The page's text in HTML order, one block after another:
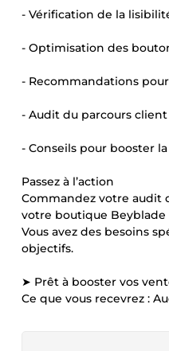
- Vérification de la
- Optimisation des
- Recommandations
- Audit du parcours
- Conseils pour booster
Passez à l’action
Commandez votre audit
votre boutique Beyblade
Vous avez des besoins
objectifs.
➤ Prêt à booster vos
Ce que vous recevrez :